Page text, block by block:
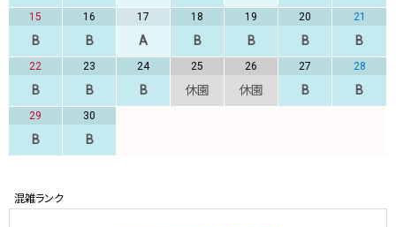
15
B
16
B
17
A
18
B
19
B
20
B
21
B
22
B
23
B
24
B
25
休園
26
休園
27
B
28
B
29
B
30
B